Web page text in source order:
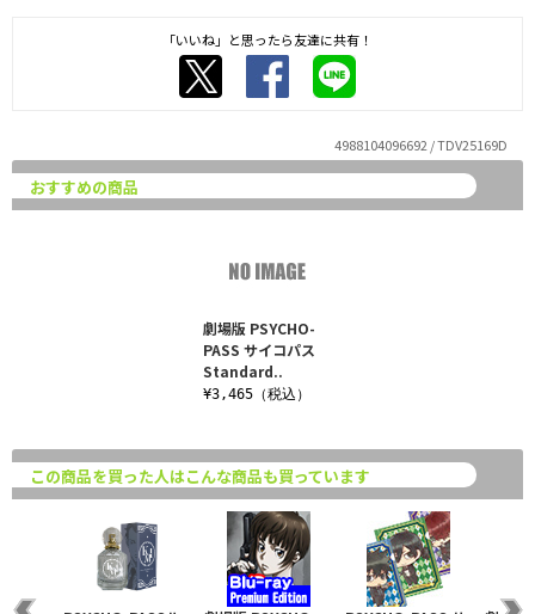
「いいね」と思ったら友達に共有！
4988104096692 / TDV25169D
おすすめの商品
劇場版 PSYCHO-
PASS サイコパス
Standard..
¥3,465（税込）
この商品を買った人はこんな商品も買っています